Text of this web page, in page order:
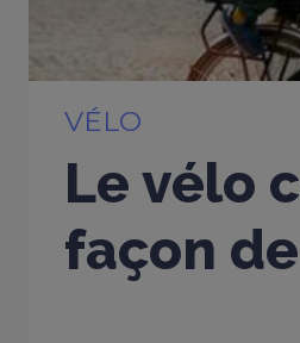
VÉLO
Le vélo
façon